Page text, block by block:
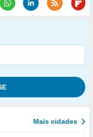
Mais cidades